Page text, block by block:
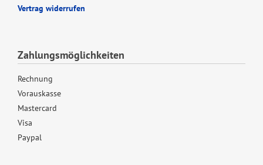
Vertrag widerrufen
Zahlungsmöglichkeiten
Rechnung
Vorauskasse
Mastercard
Visa
Paypal